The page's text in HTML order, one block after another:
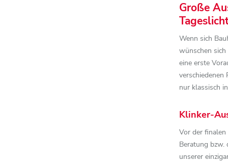
Große
Wenn sich
wünschen
eine erste
verschiedenen
nur klassisch
Klinker-
Vor der finalen
Beratung bzw.
unserer